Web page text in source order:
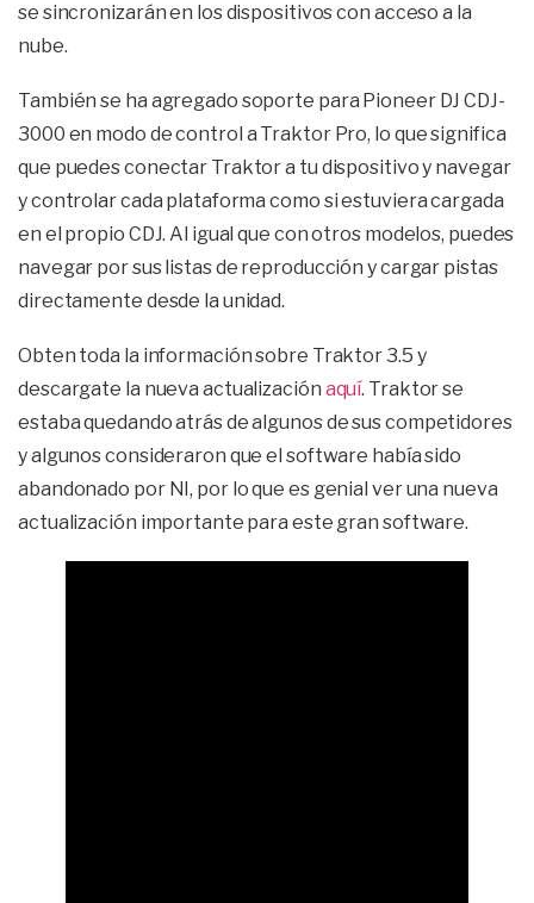
se sincronizarán en los dispositivos con acceso a la
nube.
También se ha agregado soporte para Pioneer DJ CDJ-
3000 en modo de control a Traktor Pro, lo que significa
que puedes conectar Traktor a tu dispositivo y navegar
y controlar cada plataforma como si estuviera cargada
en el propio CDJ. Al igual que con otros modelos, puedes
navegar por sus listas de reproducción y cargar pistas
directamente desde la unidad.
Obten toda la información sobre Traktor 3.5 y
descargate la nueva actualización aquí. Traktor se
estaba quedando atrás de algunos de sus competidores
y algunos consideraron que el software había sido
abandonado por NI, por lo que es genial ver una nueva
actualización importante para este gran software.